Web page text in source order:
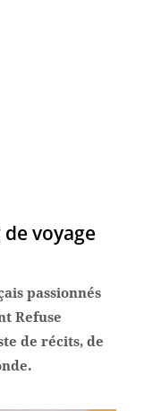
de voyage
passionnés
Refuse
de récits, de